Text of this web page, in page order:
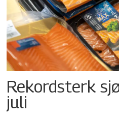
Rekordsterk
juli